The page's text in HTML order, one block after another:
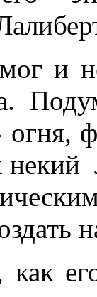
и
огня,
некий
как